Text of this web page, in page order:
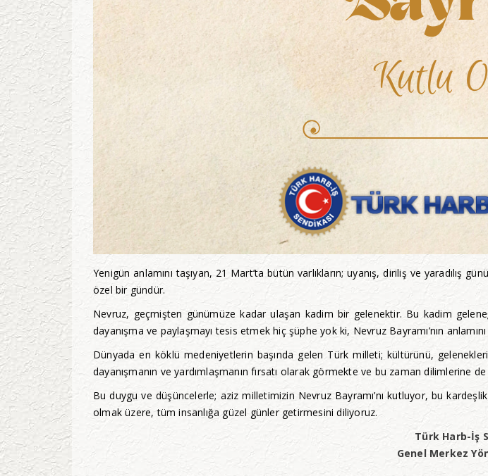
Yenigün anlamını taşıyan, 21 Mart’ta bütün varlıkların; uyanış, diriliş ve yaradılış
özel bir gündür.
Nevruz, geçmişten günümüze kadar ulaşan kadim bir gelenektir. Bu kadim
dayanışma ve paylaşmayı tesis etmek hiç şüphe yok ki, Nevruz Bayramı’nın
Dünyada en köklü medeniyetlerin başında gelen Türk milleti; kültürünü,
dayanışmanın ve yardımlaşmanın fırsatı olarak görmekte ve bu zaman dilimlerine
Bu duygu ve düşüncelerle; aziz milletimizin Nevruz Bayramı’nı kutluyor, bu
olmak üzere, tüm insanlığa güzel günler getirmesini diliyoruz.
Türk Harb-İş
Genel Merkez